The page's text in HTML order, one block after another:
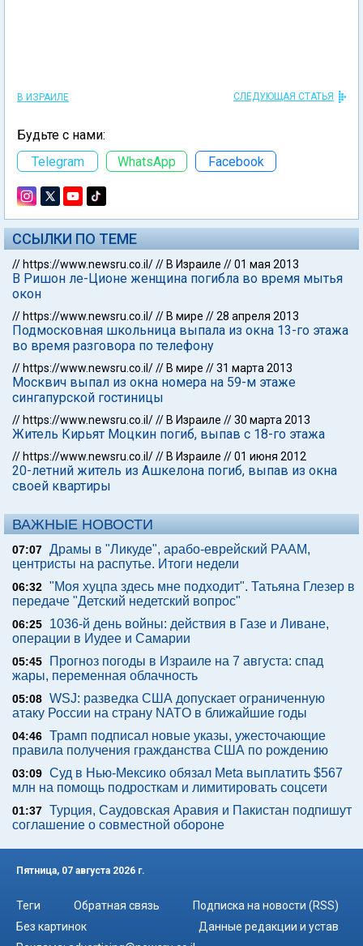
В ИЗРАИЛЕ СЛЕДУЮЩАЯ СТАТЬЯ
Будьте с нами:
Telegram
WhatsApp Facebook
ССЫЛКИ ПО ТЕМЕ
// https://www.newsru.co.il/// В Израиле //01 мая 2013
В Ришон ле-Ционе женщина погибла во время мытья
окон
// https://www.newsru.co.il/// В мире //28 апреля 2013
Подмосковная школьница выпала из окна 13-го этажа
во время разговора по телефону
// https://www.newsru.co.il/// В мире //31 марта 2013
Москвич выпал из окна номера на 59-м этаже
сингапурской гостиницы
// https://www.newsru.co.il/// В Израиле //30 марта 2013
Житель Кирьят Моцкин погиб, выпав с 18-го этажа
// https://www.newsru.co.il/// В Израиле //01 июня 2012
20-летний житель из Ашкелона погиб, выпав из окна
своей квартиры
ВАЖНЫЕ НОВОСТИ
07:07 Драмы в "Ликуде", арабо-еврейский РААМ,
центристы на распутье. Итоги недели
06:32 "Моя хуцпа здесь мне подходит". Татьяна Глезер в
передаче "Детский недетский вопрос"
06:25
1036-й день войны: действия в Газе и Ливане,
операции в Иудее и Самарии
05:45
Прогноз погоды в Израиле на 7 августа: спад
жары, переменная облачность
05:08 WSJ: разведка США допускает ограниченную
атаку России на страну NATO в ближайшие годы
04:46 Трамп подписал новые указы, ужесточающие
правила получения гражданства США по рождению
03:09 Суд в Нью-Мексико обязал Meta выплатить $567
млн на помощь подросткам и лимитировать соцсети
01:37 Турция, Саудовская Аравия и Пакистан подпишут
соглашение о совместной обороне
Пятница, 07 августа 2026 г.
Теги Обратная связь
Подписка на новости (RSS)
Без картинок
Данные редакции и устав